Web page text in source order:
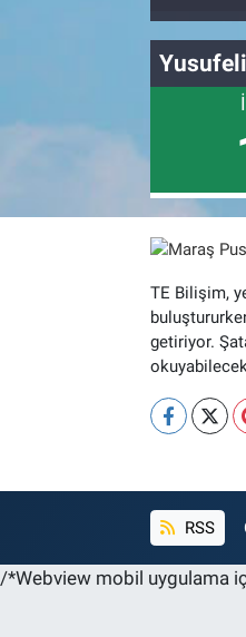
TE Bilişim,
getiriyor.
RSS
/*Webview mobil uygulama